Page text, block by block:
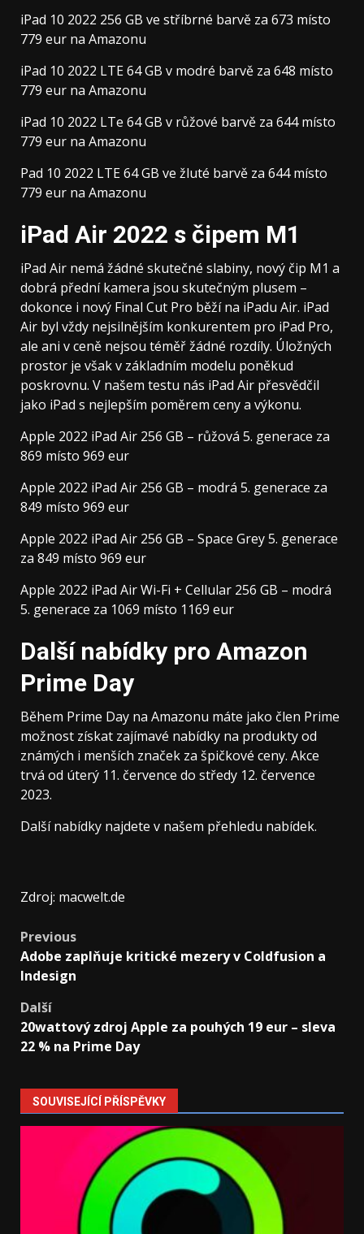
iPad 10 2022 256 GB ve stříbrné barvě za 673 místo
779 eur na Amazonu
iPad 10 2022 LTE 64 GB v modré barvě za 648 místo
779 eur na Amazonu
iPad 10 2022 LTe 64 GB v růžové barvě za 644 místo
779 eur na Amazonu
Pad 10 2022 LTE 64 GB ve žluté barvě za 644 místo
779 eur na Amazonu
iPad Air 2022 s čipem M1
iPad Air nemá žádné skutečné slabiny, nový čip M1 a
dobrá přední kamera jsou skutečným plusem –
dokonce i nový Final Cut Pro běží na iPadu Air. iPad
Air byl vždy nejsilnějším konkurentem pro iPad Pro,
ale ani v ceně nejsou téměř žádné rozdíly. Úložných
prostor je však v základním modelu poněkud
poskrovnu. V našem testu nás iPad Air přesvědčil
jako iPad s nejlepším poměrem ceny a výkonu.
Apple 2022 iPad Air 256 GB – růžová 5. generace za
869 místo 969 eur
Apple 2022 iPad Air 256 GB – modrá 5. generace za
849 místo 969 eur
Apple 2022 iPad Air 256 GB – Space Grey 5. generace
za 849 místo 969 eur
Apple 2022 iPad Air Wi-Fi + Cellular 256 GB – modrá
5. generace za 1069 místo 1169 eur
Další nabídky pro Amazon
Prime Day
Během Prime Day na Amazonu máte jako člen Prime
možnost získat zajímavé nabídky na produkty od
známých i menších značek za špičkové ceny. Akce
trvá od úterý 11. července do středy 12. července
2023.
Další nabídky najdete v našem přehledu nabídek.
Zdroj: macwelt.de
Post
navigation
Previous
Adobe zaplňuje kritické mezery v Coldfusion a
Indesign
Další
20wattový zdroj Apple za pouhých 19 eur – sleva
22 % na Prime Day
SOUVISEJÍCÍ PŘÍSPĚVKY